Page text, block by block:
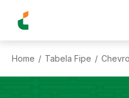
Home / Tabela Fipe /